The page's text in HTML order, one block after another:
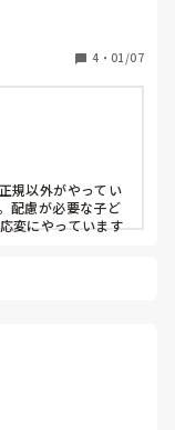
はフリーがやる
4 ・ 01/07
規以外がやってい
配慮が必要な子ど
変にやっています